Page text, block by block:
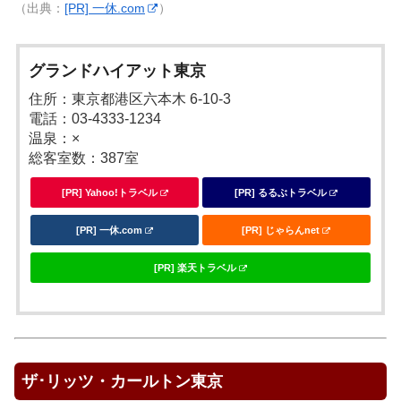
（出典： [PR] 一休.com ）
グランドハイアット東京
住所：東京都港区六本木 6-10-3
電話：03-4333-1234
温泉：×
総客室数：387室
[PR] Yahoo!トラベル [PR] るるぶトラベル
[PR] 一休.com [PR] じゃらんnet
[PR] 楽天トラベル
ザ･リッツ・カールトン東京